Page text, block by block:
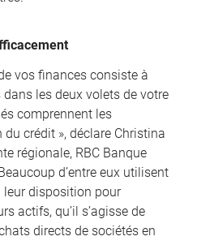
vos finances consiste à
les deux volets de votre
comprennent les
crédit », déclare Christina
régionale, RBC Banque
d’entre eux utilisent
disposition pour
actifs, qu’il s’agisse de
directs de sociétés en